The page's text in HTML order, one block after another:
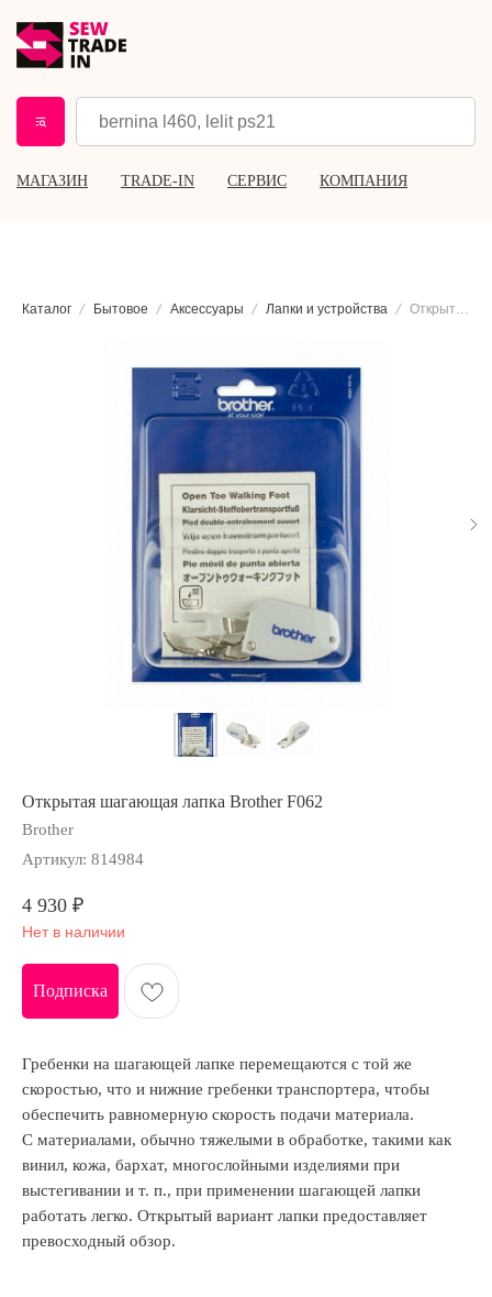
МАГАЗИН TRADE-IN СЕРВИС КОМПАНИЯ
Каталог Бытовое Аксессуары Лапки и устройства
Открытая шагающая лапка Brother F062
Brother
Артикул: 814984
4 930 ₽
Нет в наличии
Подписка
Гребенки на шагающей лапке перемещаются с той же
скоростью, что и нижние гребенки транспортера, чтобы
обеспечить равномерную скорость подачи материала.
С материалами, обычно тяжелыми в обработке, такими как
винил, кожа, бархат, многослойными изделиями при
выстегивании и т. п., при применении шагающей лапки
работать легко. Открытый вариант лапки предоставляет
превосходный обзор.